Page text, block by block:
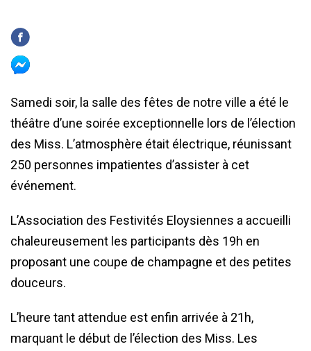
Samedi soir, la salle des fêtes de notre ville a été le
théâtre d’une soirée exceptionnelle lors de l’élection
des Miss. L’atmosphère était électrique, réunissant
250 personnes impatientes d’assister à cet
événement.
L’Association des Festivités Eloysiennes a accueilli
chaleureusement les participants dès 19h en
proposant une coupe de champagne et des petites
douceurs.
L’heure tant attendue est enfin arrivée à 21h,
marquant le début de l’élection des Miss. Les